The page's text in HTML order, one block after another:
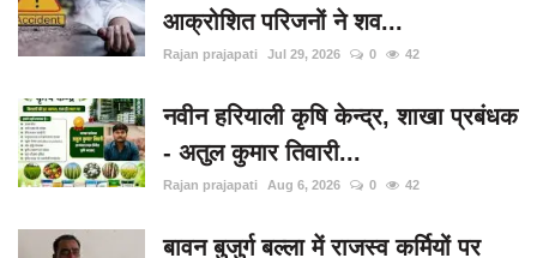
आक्रोशित परिजनों ने शव...
Rajan prajapati Jul 29, 2026 0 42
नवीन हरियाली कृषि केन्द्र, शाखा प्रबंधक
- अतुल कुमार तिवारी...
Rajan prajapati Aug 6, 2026 0 42
बावन बुजुर्ग बल्ला में राजस्व कर्मियों पर